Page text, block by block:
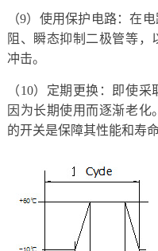
（9）使用保护电路：在
阻、瞬态抑制二极管等
冲击。
（10）定期更换：即使
因为长期使用而逐渐老
的开关是保障其性能和寿